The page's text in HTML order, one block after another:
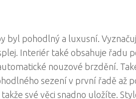
byl pohodlný a luxusní.
Interiér také obsahuje řadu
nouzové brzdění.
sezení v první řadě až
své věci snadno uložíte.